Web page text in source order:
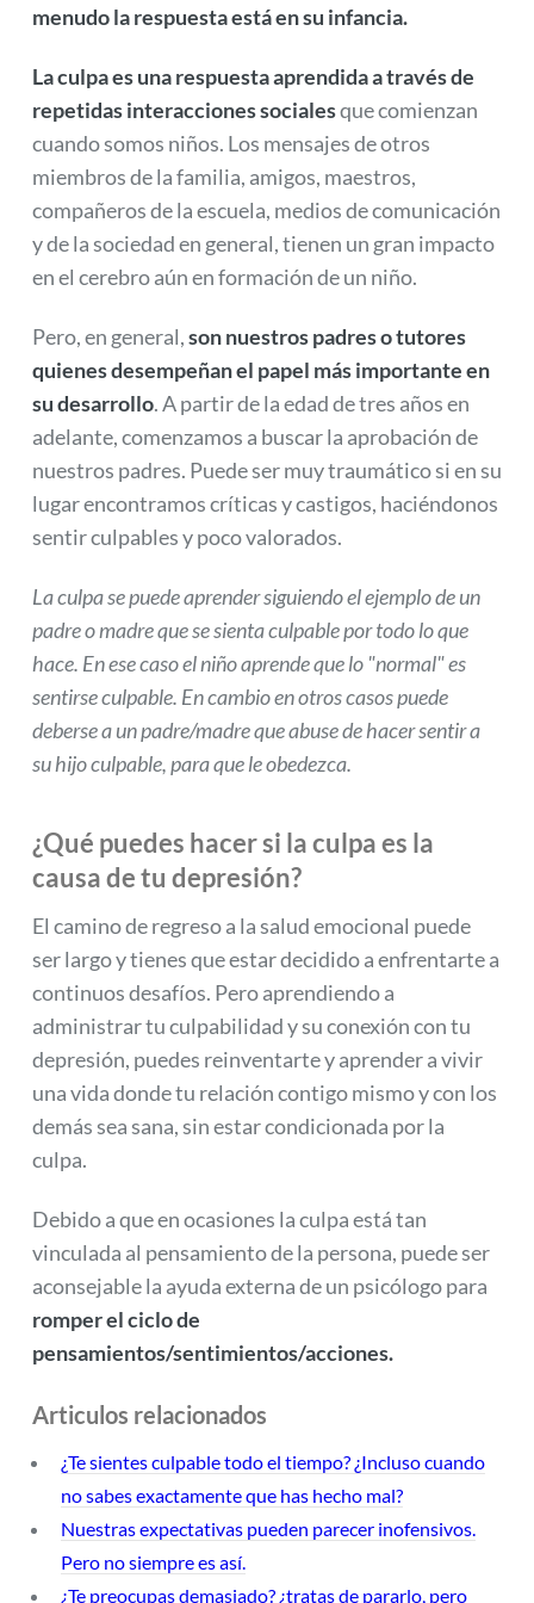
menudo la respuesta está en su infancia.
La culpa es una respuesta aprendida a través de
repetidas interacciones socialesque comienzan
cuando somos niños. Los mensajes de otros
miembros de la familia, amigos, maestros,
compañeros de la escuela, medios de comunicación
y de la sociedad en general, tienen un gran impacto
en el cerebro aún en formación de un niño.
Pero, en general,son nuestros padres o tutores
quienes desempeñan el papel más importante en
su desarrollo. A partir de la edad de tres años en
adelante, comenzamos a buscar la aprobación de
nuestros padres. Puede ser muy traumático si en su
lugar encontramos críticas y castigos, haciéndonos
sentir culpables y poco valorados.
La culpa se puede aprender siguiendo el ejemplo de un
padre o madre que se sienta culpable por todo lo que
hace. En ese caso el niño aprende que lo "normal" es
sentirse culpable. En cambio en otros casos puede
deberse a un padre/madre que abuse de hacer sentir a
su hijo culpable, para que le obedezca.
¿Qué puedes hacer si la culpa es la
causa de tu depresión?
El camino de regreso a la salud emocional puede
ser largo y tienes que estar decidido a enfrentarte a
continuos desafíos. Pero aprendiendo a
administrar tu culpabilidad y su conexión con tu
depresión, puedes reinventarte y aprender a vivir
una vida donde tu relación contigo mismo y con los
demás sea sana, sin estar condicionada por la
culpa.
Debido a que en ocasiones la culpa está tan
vinculada al pensamiento de la persona, puede ser
aconsejable la ayuda externa de un psicólogo para
romper el ciclo de
pensamientos/sentimientos/acciones.
Articulos relacionados
¿Te sientes culpable todo el tiempo? ¿Incluso cuando
no sabes exactamente que has hecho mal?
Nuestras expectativas pueden parecer inofensivos.
Pero no siempre es así.
¿Te preocupas demasiado? ¿tratas de pararlo, pero